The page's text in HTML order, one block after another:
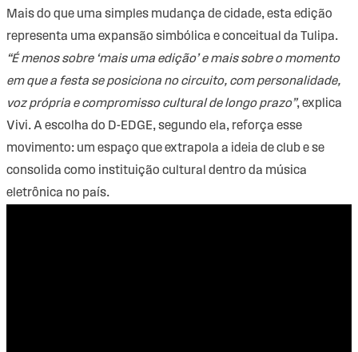
Mais do que uma simples mudança de cidade, esta edição
representa uma expansão simbólica e conceitual da Tulipa.
“É menos sobre ‘mais uma edição’ e mais sobre o momento
em que a festa se posiciona no circuito, com personalidade,
voz própria e compromisso cultural de longo prazo”, explica
Vivi. A escolha do D-EDGE, segundo ela, reforça esse
movimento: um espaço que extrapola a ideia de club e se
consolida como instituição cultural dentro da música
eletrônica no país.